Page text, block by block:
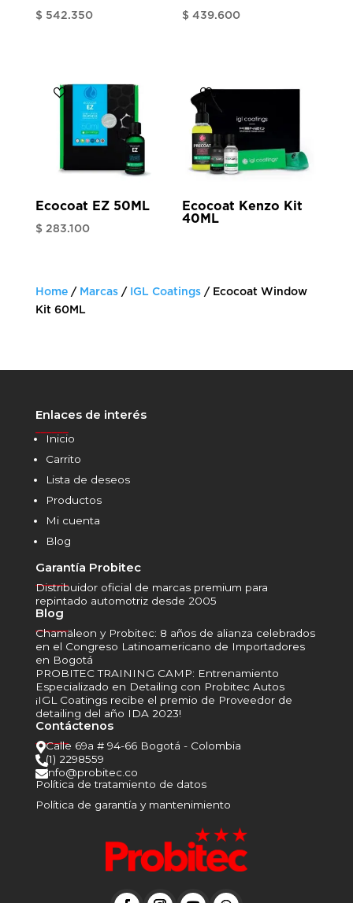
$ 542.350 $ 439.600
Ecocoat EZ 50ML
$ 283.100
Ecocoat Kenzo Kit
40ML
Home/ Marcas/ IGL Coatings/ Ecocoat Window
Kit 60ML
Enlaces de interés
Inicio
Carrito
Lista de deseos
Productos
Mi cuenta
Blog
Garantía Probitec
______
Distribuidor oficial de marcas premium para
repintado automotriz desde 2005
Blog
______
Chamäleon y Probitec: 8 años de alianza celebrados
en el Congreso Latinoamericano de Importadores
en Bogotá
PROBITEC TRAINING CAMP: Entrenamiento
Especializado en Detailing con Probitec Autos
¡IGL Coatings recibe el premio de Proveedor de
detailing del año IDA 2023!
Contáctenos
______
Calle 69a # 94-66 Bogotá - Colombia
(1) 2298559
info@probitec.co
Política de tratamiento de datos
Política de garantía y mantenimiento